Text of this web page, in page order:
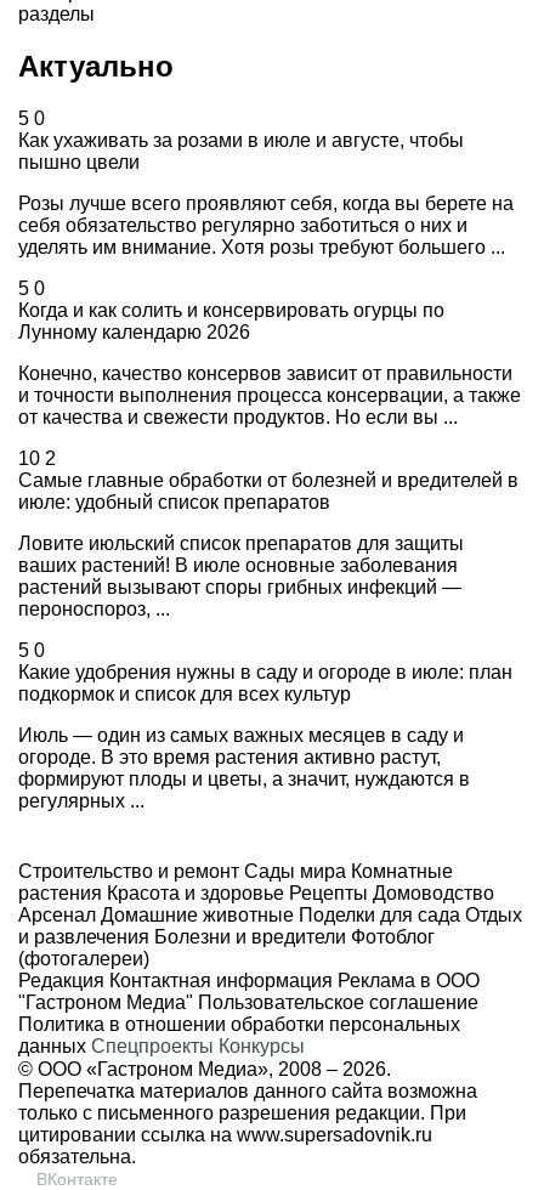
разделы
Актуально
5 0
Как ухаживать за розами в июле и августе, чтобы
пышно цвели
Розы лучше всего проявляют себя, когда вы берете на
себя обязательство регулярно заботиться о них и
уделять им внимание. Хотя розы требуют большего ...
5 0
Когда и как солить и консервировать огурцы по
Лунному календарю 2026
Конечно, качество консервов зависит от правильности
и точности выполнения процесса консервации, а также
от качества и свежести продуктов. Но если вы ...
10 2
Самые главные обработки от болезней и вредителей в
июле: удобный список препаратов
Ловите июльский список препаратов для защиты
ваших растений! В июле основные заболевания
растений вызывают споры грибных инфекций —
пероноспороз, ...
5 0
Какие удобрения нужны в саду и огороде в июле: план
подкормок и список для всех культур
Июль — один из самых важных месяцев в саду и
огороде. В это время растения активно растут,
формируют плоды и цветы, а значит, нуждаются в
регулярных ...
Строительство и ремонт Сады мира Комнатные
растения Красота и здоровье Рецепты Домоводство
Арсенал Домашние животные Поделки для сада Отдых
и развлечения Болезни и вредители Фотоблог
(фотогалереи)
Редакция Контактная информация Реклама в ООО
"Гастроном Медиа" Пользовательское соглашение
Политика в отношении обработки персональных
данных Спецпроекты Конкурсы
© ООО «Гастроном Медиа», 2008 – 2026.
Перепечатка материалов данного сайта возможна
только с письменного разрешения редакции. При
цитировании ссылка на www.supersadovnik.ru
обязательна.
ВКонтакте